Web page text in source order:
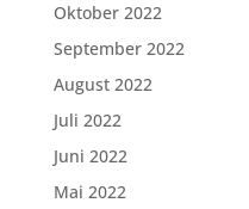
Oktober 2022
September 2022
August 2022
Juli 2022
Juni 2022
Mai 2022